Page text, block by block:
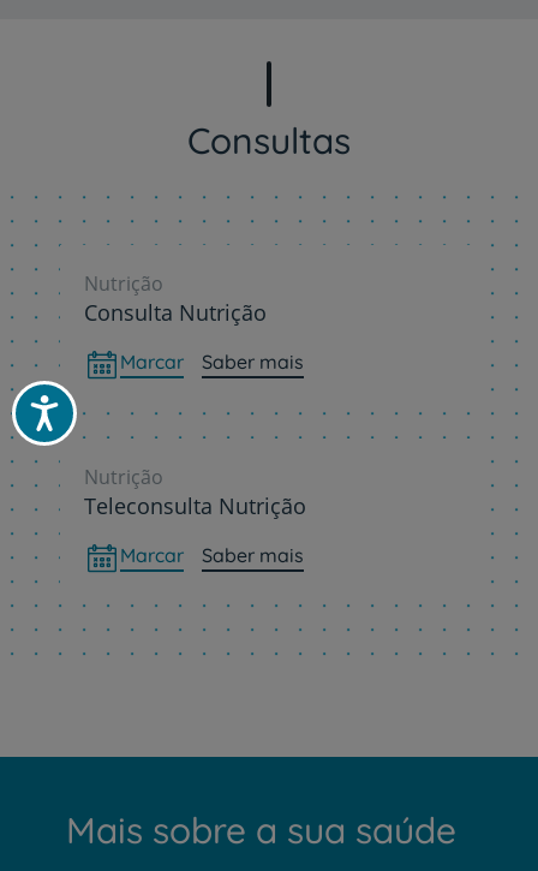
Acessibilidade
Consultas
Nutrição
Consulta Nutrição
Marcar Saber mais
Nutrição
Teleconsulta Nutrição
Marcar Saber mais
Mais sobre a sua saúde